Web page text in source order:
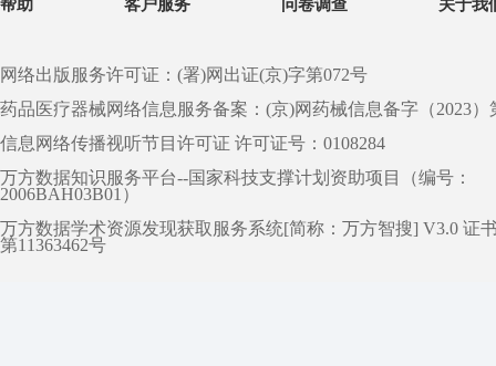
帮助 客户服务 问卷调查 关于我
网络出版服务许可证：(署)网出证(京)字第072号
药品医疗器械网络信息服务备案：(京)网药械信息备字（2023）
信息网络传播视听节目许可证 许可证号：0108284
万方数据知识服务平台--国家科技支撑计划资助项目（编号：
2006BAH03B01）
万方数据学术资源发现获取服务系统[简称：万方智搜] V3.0 证
第11363462号